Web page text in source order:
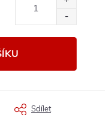
Sdílet